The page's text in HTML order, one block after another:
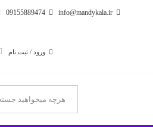
info@mandykala.ir
09155889474
ورود / ثبت نام
فروشگاه